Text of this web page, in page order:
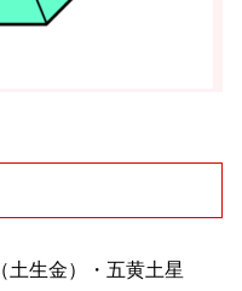
土生金）・五黄土星